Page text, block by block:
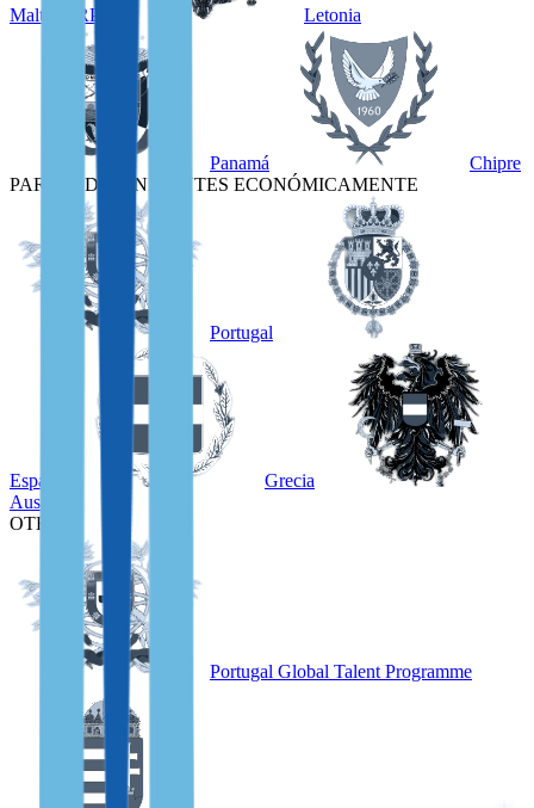
Malta, GRP Letonia
Panamá
Chipre
PARA INDEPENDIENTES ECONÓMICAMENTE
Portugal
España
Grecia
Austria
OTRO
Portugal Global Talent Programme